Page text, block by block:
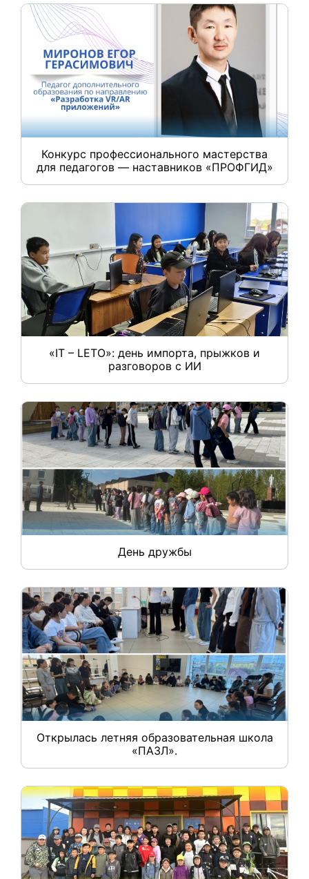
Конкурс профессионального мастерства
для педагогов — наставников «ПРОФГИД»
«IT – LETO»: день импорта, прыжков и
разговоров с ИИ
День дружбы
Открылась летняя образовательная школа
«ПАЗЛ».